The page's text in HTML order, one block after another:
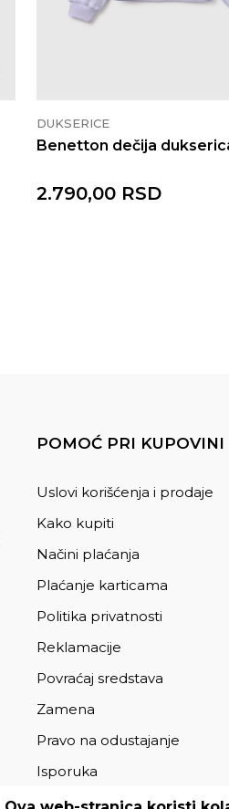
DUKSERICE
Benetton dečija
2.790,00 RSD
POMOĆ PRI KUPOVINI
Uslovi korišćenja i prodaje
Kako kupiti
Načini plaćanja
Plaćanje karticama
Politika privatnosti
Reklamacije
Povraćaj sredstava
Zamena
Pravo na odustajanje
Isporuka